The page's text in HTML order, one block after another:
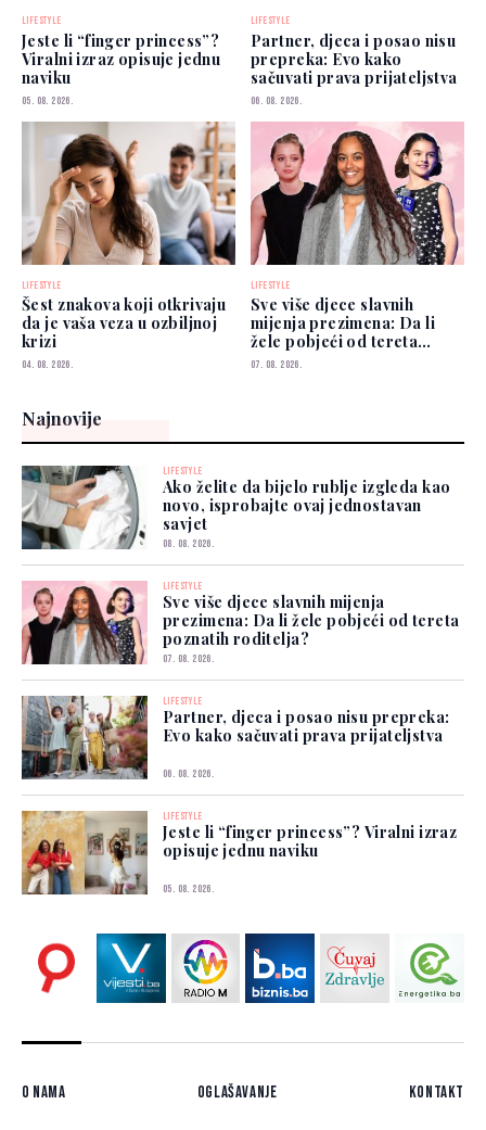
LIFESTYLE
Jeste li “finger princess”?
Viralni izraz opisuje jednu
naviku
05. 08. 2026.
LIFESTYLE
Partner, djeca i posao nisu
prepreka: Evo kako
sačuvati prava prijateljstva
06. 08. 2026.
LIFESTYLE
Šest znakova koji otkrivaju
da je vaša veza u ozbiljnoj
krizi
04. 08. 2026.
LIFESTYLE
Sve više djece slavnih
mijenja prezimena: Da li
žele pobjeći od tereta
poznatih roditelja?
07. 08. 2026.
Najnovije
LIFESTYLE
Ako želite da bijelo rublje izgleda kao
novo, isprobajte ovaj jednostavan
savjet
08. 08. 2026.
LIFESTYLE
Sve više djece slavnih mijenja
prezimena: Da li žele pobjeći od tereta
poznatih roditelja?
07. 08. 2026.
LIFESTYLE
Partner, djeca i posao nisu prepreka:
Evo kako sačuvati prava prijateljstva
06. 08. 2026.
LIFESTYLE
Jeste li “finger princess”? Viralni izraz
opisuje jednu naviku
05. 08. 2026.
O nama Oglašavanje Kontakt